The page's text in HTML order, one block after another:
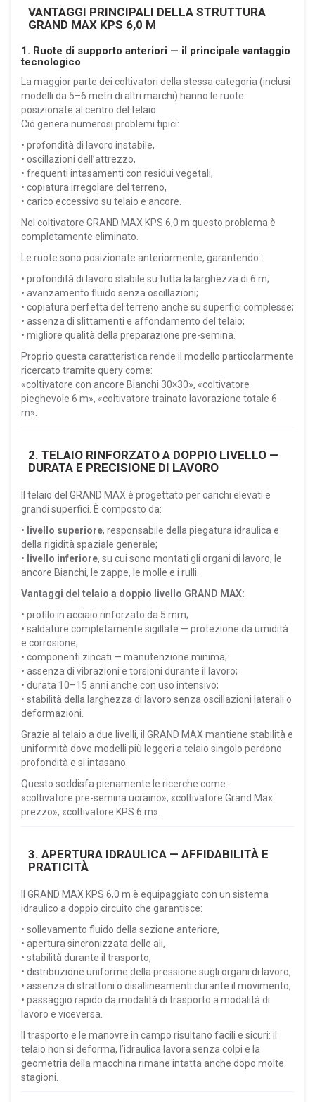
VANTAGGI PRINCIPALI DELLA STRUTTURA
GRAND MAX KPS 6,0 M
1. Ruote di supporto anteriori — il principale vantaggio
tecnologico
La maggior parte dei coltivatori della stessa categoria (inclusi
modelli da 5–6 metri di altri marchi) hanno le ruote
posizionate al centro del telaio.
Ciò genera numerosi problemi tipici:
• profondità di lavoro instabile,
• oscillazioni dell’attrezzo,
• frequenti intasamenti con residui vegetali,
• copiatura irregolare del terreno,
• carico eccessivo su telaio e ancore.
Nel coltivatore GRAND MAX KPS 6,0 m questo problema è
completamente eliminato.
Le ruote sono posizionate anteriormente, garantendo:
• profondità di lavoro stabile su tutta la larghezza di 6 m;
• avanzamento fluido senza oscillazioni;
• copiatura perfetta del terreno anche su superfici complesse;
• assenza di slittamenti e affondamento del telaio;
• migliore qualità della preparazione pre-semina.
Proprio questa caratteristica rende il modello particolarmente
ricercato tramite query come:
«coltivatore con ancore Bianchi 30×30», «coltivatore
pieghevole 6 m», «coltivatore trainato lavorazione totale 6
m».
2. TELAIO RINFORZATO A DOPPIO LIVELLO —
DURATA E PRECISIONE DI LAVORO
Il telaio del GRAND MAX è progettato per carichi elevati e
grandi superfici. È composto da:
• livello superiore, responsabile della piegatura idraulica e
della rigidità spaziale generale;
• livello inferiore, su cui sono montati gli organi di lavoro, le
ancore Bianchi, le zappe, le molle e i rulli.
Vantaggi del telaio a doppio livello GRAND MAX:
• profilo in acciaio rinforzato da 5 mm;
• saldature completamente sigillate — protezione da umidità
e corrosione;
• componenti zincati — manutenzione minima;
• assenza di vibrazioni e torsioni durante il lavoro;
• durata 10–15 anni anche con uso intensivo;
• stabilità della larghezza di lavoro senza oscillazioni laterali o
deformazioni.
Grazie al telaio a due livelli, il GRAND MAX mantiene stabilità e
uniformità dove modelli più leggeri a telaio singolo perdono
profondità e si intasano.
Questo soddisfa pienamente le ricerche come:
«coltivatore pre-semina ucraino», «coltivatore Grand Max
prezzo», «coltivatore KPS 6 m».
3. APERTURA IDRAULICA — AFFIDABILITÀ E
PRATICITÀ
Il GRAND MAX KPS 6,0 m è equipaggiato con un sistema
idraulico a doppio circuito che garantisce:
• sollevamento fluido della sezione anteriore,
• apertura sincronizzata delle ali,
• stabilità durante il trasporto,
• distribuzione uniforme della pressione sugli organi di lavoro,
• assenza di strattoni o disallineamenti durante il movimento,
• passaggio rapido da modalità di trasporto a modalità di
lavoro e viceversa.
Il trasporto e le manovre in campo risultano facili e sicuri: il
telaio non si deforma, l’idraulica lavora senza colpi e la
geometria della macchina rimane intatta anche dopo molte
stagioni.